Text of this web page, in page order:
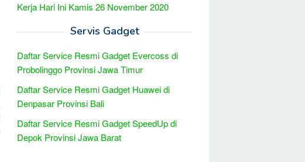
Kerja Hari Ini Kamis 26 November 2020
Servis Gadget
Daftar Service Resmi Gadget Evercoss di
Probolinggo Provinsi Jawa Timur
Daftar Service Resmi Gadget Huawei di
Denpasar Provinsi Bali
Daftar Service Resmi Gadget SpeedUp di
Depok Provinsi Jawa Barat